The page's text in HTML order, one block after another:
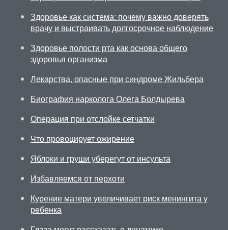
Здоровье как система: почему важно доверять
врачу и выстраивать долгосрочное наблюдение
Здоровье полости рта как основа общего
здоровья организма
Лекарства, опасные при синдроме Жильбера
Биография нарколога Олега Болдырева
Операция при отслойке сетчатки
Что провоцирует ожирение
Яблоки и груши уберегут от инсульта
Избавляемся от перхоти
Курение матери увеличивает риск менингита у
ребенка